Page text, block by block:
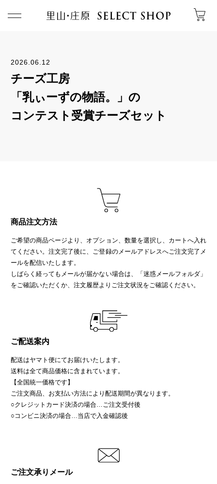
2026.06.12
チーズ工房
「乳ぃーずの物語。」の
コンテスト受賞チーズセット
商品注文方法
ご希望の商品ページより、オプション、数量を選択し、カートへ入れ
てください。注文完了後に、ご登録のメールアドレスへご注文完了メ
ールを配信いたします。
しばらく経ってもメールが届かない場合は、「迷惑メールフォルダ」
をご確認いただくか、注文履歴よりご注文状況をご確認ください。
ご配送案内
配送はヤマト便にてお届けいたします。
送料は全て商品価格に含まれています。
【全国統一価格です】
ご注文商品、お支払い方法により配送期間が異なります。
○クレジットカード決済の場合…ご注文受付後
○コンビニ決済の場合…当店で入金確認後
ご注文承りメール